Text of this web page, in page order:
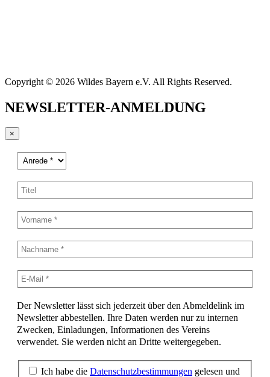
Copyright © 2026 Wildes Bayern e.V. All Rights Reserved.
NEWSLETTER-ANMELDUNG
×
Der Newsletter lässt sich jederzeit über den Abmeldelink im
Newsletter abbestellen. Ihre Daten werden nur zu internen
Zwecken, Einladungen, Informationen des Vereins
verwendet. Sie werden nicht an Dritte weitergegeben.
Ich habe die Datenschutzbestimmungen gelesen und